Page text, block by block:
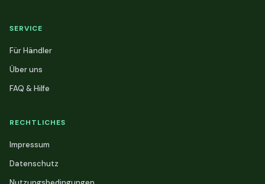
SERVICE
Für Händler
Über uns
FAQ & Hilfe
RECHTLICHES
Impressum
Datenschutz